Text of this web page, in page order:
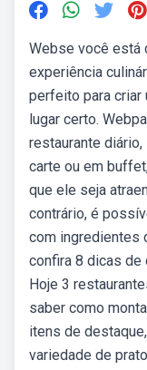
Webse você está
experiência
perfeito para criar
lugar certo.
restaurante
carte ou em
que ele seja
contrário, é
com ingredientes
confira 8 dicas de
Hoje 3
saber como
itens de
variedade de